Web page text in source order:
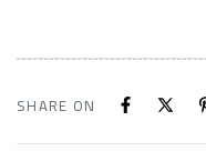
SHARE ON